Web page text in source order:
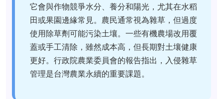
它會與作物競爭水分、養分和陽光，尤其在水稻
田或果園邊緣常見。農民通常視為雜草，但過度
使用除草劑可能污染土壤。一些有機農場改用覆
蓋或手工清除，雖然成本高，但長期對土壤健康
更好。行政院農業委員會的報告指出，入侵雜草
管理是台灣農業永續的重要課題。